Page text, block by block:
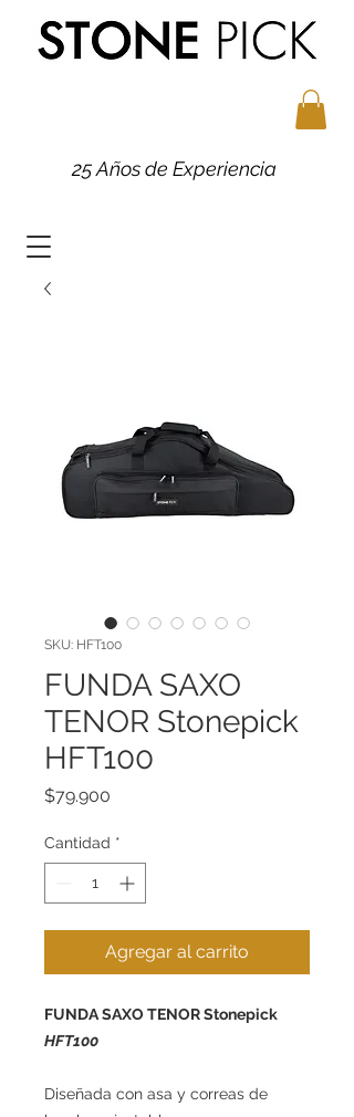
25 Años de Experiencia
SKU: HFT100
FUNDA SAXO
TENOR Stonepick
HFT100
$79.900
Cantidad *
Agregar al carrito
FUNDA SAXO TENOR Stonepick
HFT100
Diseñada con asa y correas de